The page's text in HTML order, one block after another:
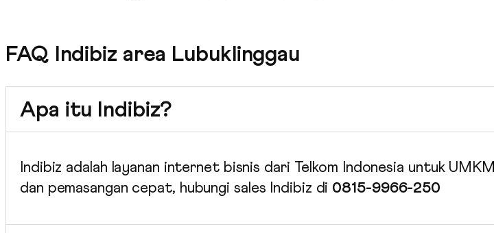
FAQ Indibiz area Lubuklinggau
Apa itu Indibiz?
Indibiz adalah layanan internet bisnis dari Telkom Indonesia untuk
dan pemasangan cepat, hubungi sales Indibiz di 0815-9966-250